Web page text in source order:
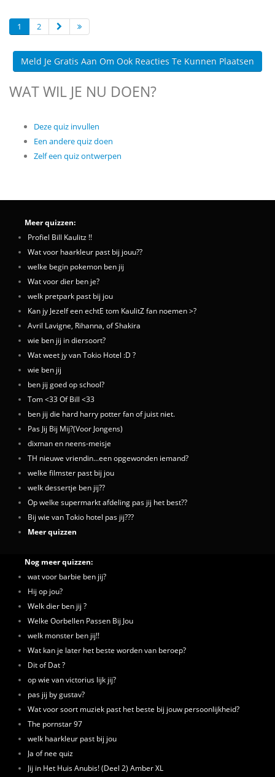
1 2
Meld Je Gratis Aan Om Ook Reacties Te Kunnen Plaatsen
WAT WIL JE NU DOEN?
Deze quiz invullen
Een andere quiz doen
Zelf een quiz ontwerpen
Meer quizzen:
Profiel Bill Kaulitz !!
Wat voor haarkleur past bij jouu??
welke begin pokemon ben jij
Wat voor dier ben je?
welk pretpark past bij jou
Kan jy Jezelf een echtE tom KaulitZ fan noemen >?
Avril Lavigne, Rihanna, of Shakira
wie ben jij in diersoort?
Wat weet jy van Tokio Hotel :D ?
wie ben jij
ben jij goed op school?
Tom <33 Of Bill <33
ben jij die hard harry potter fan of juist niet.
Pas Jij Bij Mij?(Voor Jongens)
dixman en neens-meisje
TH nieuwe vriendin...een opgewonden iemand?
welke filmster past bij jou
welk dessertje ben jij??
Op welke supermarkt afdeling pas jij het best??
Bij wie van Tokio hotel pas jij???
Meer quizzen
Nog meer quizzen:
wat voor barbie ben jij?
Hij op jou?
Welk dier ben jij ?
Welke Oorbellen Passen Bij Jou
welk monster ben jij!!
Wat kan je later het beste worden van beroep?
Dit of Dat ?
op wie van victorius lijk jij?
pas jij by gustav?
Wat voor soort muziek past het beste bij jouw persoonlijkheid?
The pornstar 97
welk haarkleur past bij jou
Ja of nee quiz
Jij in Het Huis Anubis! (Deel 2) Amber XL